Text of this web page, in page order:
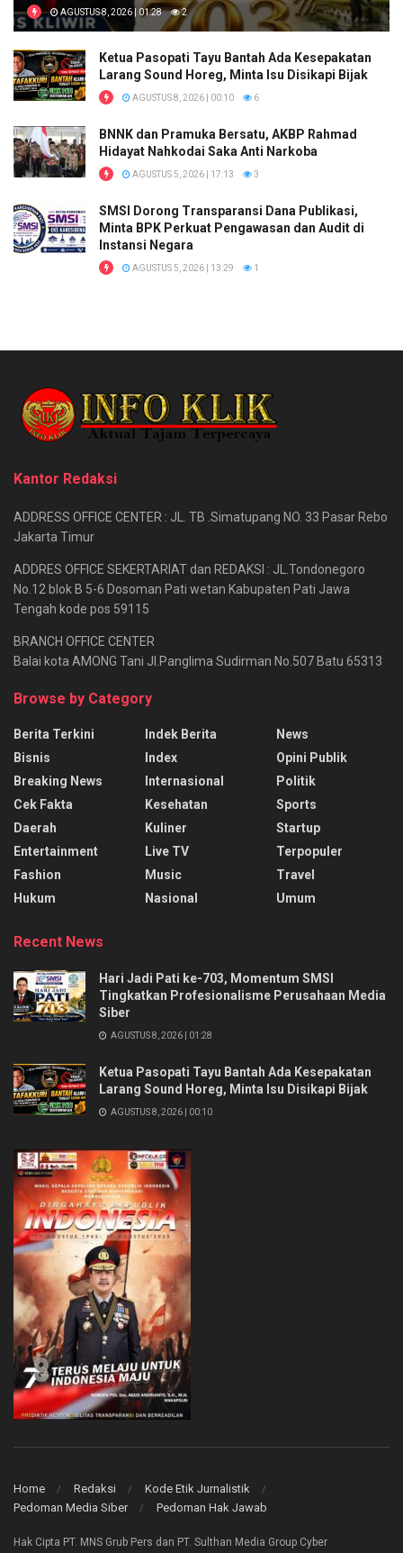
AGUSTUS 8, 2026 | 01:28 2
Ketua Pasopati Tayu Bantah Ada Kesepakatan
Larang Sound Horeg, Minta Isu Disikapi Bijak
AGUSTUS 8, 2026 | 00:10 6
BNNK dan Pramuka Bersatu, AKBP Rahmad
Hidayat Nahkodai Saka Anti Narkoba
AGUSTUS 5, 2026 | 17:13 3
SMSI Dorong Transparansi Dana Publikasi,
Minta BPK Perkuat Pengawasan dan Audit di
Instansi Negara
AGUSTUS 5, 2026 | 13:29 1
Kantor Redaksi
ADDRESS OFFICE CENTER : JL. TB .Simatupang NO. 33 Pasar Rebo
Jakarta Timur
ADDRES OFFICE SEKERTARIAT dan REDAKSI : JL.Tondonegoro
No.12 blok B 5-6 Dosoman Pati wetan Kabupaten Pati Jawa
Tengah kode pos 59115
BRANCH OFFICE CENTER
Balai kota AMONG Tani Jl.Panglima Sudirman No.507 Batu 65313
Browse by Category
Berita Terkini
Bisnis
Breaking News
Cek Fakta
Daerah
Entertainment
Fashion
Hukum
Indek Berita
Index
Internasional
Kesehatan
Kuliner
Live TV
Music
Nasional
News
Opini Publik
Politik
Sports
Startup
Terpopuler
Travel
Umum
Recent News
Hari Jadi Pati ke-703, Momentum SMSI
Tingkatkan Profesionalisme Perusahaan Media
Siber
AGUSTUS 8, 2026 | 01:28
Ketua Pasopati Tayu Bantah Ada Kesepakatan
Larang Sound Horeg, Minta Isu Disikapi Bijak
AGUSTUS 8, 2026 | 00:10
Home Redaksi
Kode Etik Jurnalistik
Pedoman Media Siber
Pedoman Hak Jawab
Hak Cipta PT. MNS Grub Pers dan PT. Sulthan Media Group Cyber